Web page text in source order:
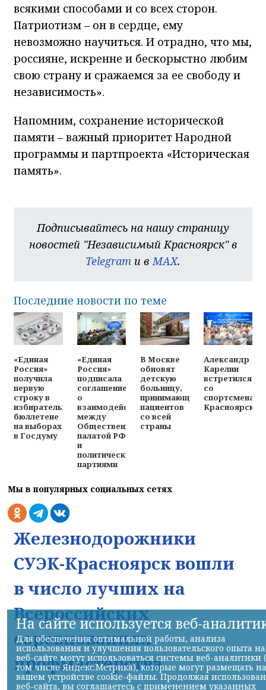
всякими способами и со всех сторон.
Патриотизм – он в сердце, ему
невозможно научиться. И отрадно, что мы,
россияне, искренне и бескорыстно любим
свою страну и сражаемся за ее свободу и
независимость».
Напомним, сохранение исторической
памяти – важный приоритет Народной
программы и партпроекта «Историческая
память».
Подписывайтесь на нашу страницу
новостей "Независимый Красноярск" в
Telegram и в MAX.
Последние новости по теме
«Единая
Россия»
получила
первую
строку в
избирательном
бюллетене
на выборах
в Госдуму
«Единая
Россия»
подписала
соглашение
о
взаимодействии
между
Общественной
палатой РФ
и
политическими
партиями
В Москве
обновят
детскую
больницу,
принимающую
пациентов
со всей
страны
Александр
Карелин
встретился
со
спортсменами
Красноярска
Мы в популярных социальных сетях
Железнодорожники
СУЭК-Красноярск вошли
в число лучших на
Всероссийских
соревнованиях
профмастерства
На сайте используется веб-
Для обеспечения оптимальной работы, анализа
использования и улучшения пользовательского опыта на
веб-сайте могут использоваться системы веб-аналитики
том числе Яндекс.Метрика), которые могут размещать на
вашем устройстве cookie-файлы. Продолжая
веб-сайта, вы соглашаетесь с применением указанных